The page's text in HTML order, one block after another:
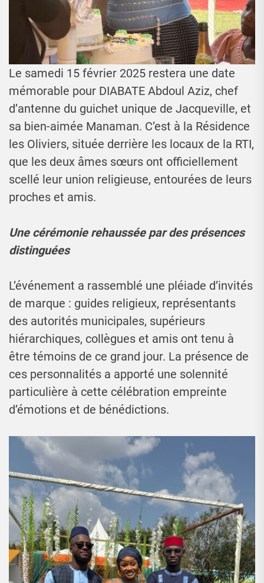
Le samedi 15 février 2025 restera une date
mémorable pour DIABATE Abdoul Aziz, chef
d’antenne du guichet unique de Jacqueville, et
sa bien-aimée Manaman. C’est à la Résidence
les Oliviers, située derrière les locaux de la RTI,
que les deux âmes sœurs ont officiellement
scellé leur union religieuse, entourées de leurs
proches et amis.
Une cérémonie rehaussée par des présences
distinguées
L’événement a rassemblé une pléiade d’invités
de marque : guides religieux, représentants
des autorités municipales, supérieurs
hiérarchiques, collègues et amis ont tenu à
être témoins de ce grand jour. La présence de
ces personnalités a apporté une solennité
particulière à cette célébration empreinte
d’émotions et de bénédictions.